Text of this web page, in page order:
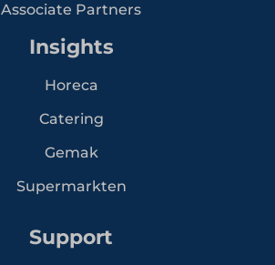
Associate Partners
Insights
Horeca
Catering
Gemak
Supermarkten
Support